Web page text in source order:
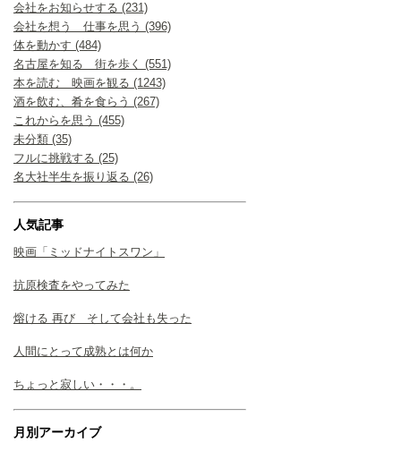
会社をお知らせする (231)
会社を想う 仕事を思う (396)
体を動かす (484)
名古屋を知る 街を歩く (551)
本を読む 映画を観る (1243)
酒を飲む、肴を食らう (267)
これからを思う (455)
未分類 (35)
フルに挑戦する (25)
名大社半生を振り返る (26)
人気記事
映画「ミッドナイトスワン」
抗原検査をやってみた
熔ける 再び そして会社も失った
人間にとって成熟とは何か
ちょっと寂しい・・・。
月別アーカイブ